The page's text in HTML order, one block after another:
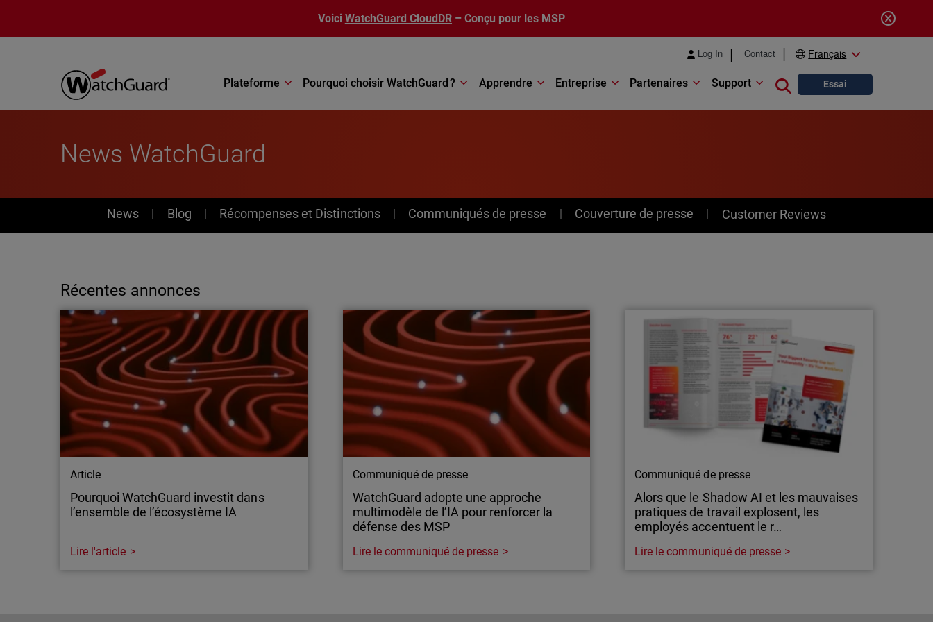
Voici WatchGuard CloudDR – Conçu pour les MSP
Log In Contact Français
Plateforme Pourquoi choisir WatchGuard ? Apprendre Entreprise Partenaires Support Close search
Essai
News WatchGuard
News
News Blog Récompenses et Distinctions Communiqués de presse Couverture de presse Customer Reviews
Récentes annonces
Article
Pourquoi WatchGuard investit dans
l’ensemble de l’écosystème IA
Lire l'article
Communiqué de presse
WatchGuard adopte une approche
multimodèle de l’IA pour renforcer la
défense des MSP
Lire le communiqué de presse
Communiqué de presse
Alors que le Shadow AI et les mauvaises
pratiques de travail explosent, les
employés accentuent le r…
Lire le communiqué de presse